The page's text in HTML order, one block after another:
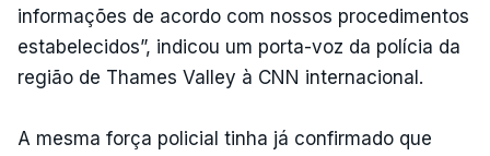
informações de acordo com nossos procedimentos
estabelecidos”, indicou um porta-voz da polícia da
região de Thames Valley à CNN internacional.
A mesma força policial tinha já confirmado que